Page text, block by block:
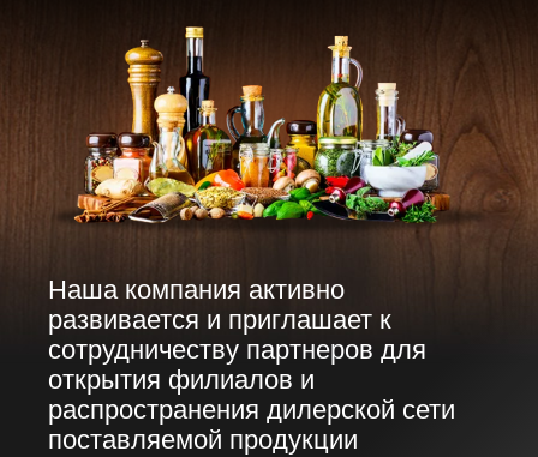
Наша компания активно
развивается и приглашает к
сотрудничеству партнеров для
открытия филиалов и
распространения дилерской сети
поставляемой продукции